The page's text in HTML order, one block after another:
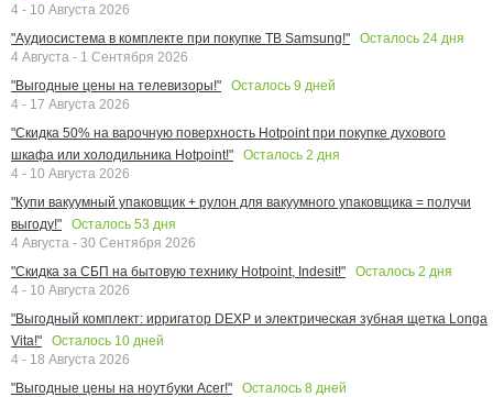
4 - 10 Августа 2026
"Аудиосистема в комплекте при покупке ТВ Samsung!"
Осталось 24 дня
4 Августа - 1 Сентября 2026
"Выгодные цены на телевизоры!"
Осталось 9 дней
4 - 17 Августа 2026
"Скидка 50% на варочную поверхность Hotpoint при покупке духового
шкафа или холодильника Hotpoint!"
Осталось 2 дня
4 - 10 Августа 2026
"Купи вакуумный упаковщик + рулон для вакуумного упаковщика = получи
выгоду!"
Осталось 53 дня
4 Августа - 30 Сентября 2026
"Скидка за СБП на бытовую технику Hotpoint, Indesit!"
Осталось 2 дня
4 - 10 Августа 2026
"Выгодный комплект: ирригатор DEXP и электрическая зубная щетка Longa
Vita!"
Осталось 10 дней
4 - 18 Августа 2026
"Выгодные цены на ноутбуки Acer!"
Осталось 8 дней